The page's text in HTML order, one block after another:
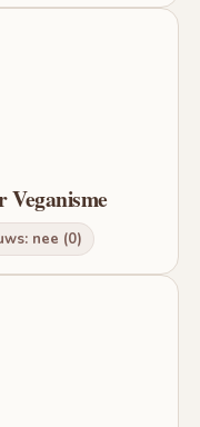
Veganisme
nee (0)